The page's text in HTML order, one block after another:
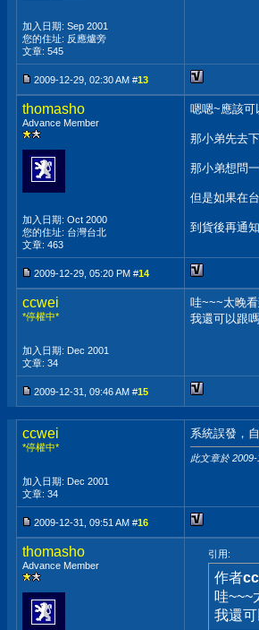
加入日期: Sep 2001
您的住址: 反應爐旁
文章: 545
2009-12-29, 02:30 AM #13
thomasho
Advance Member
加入日期: Oct 2000
您的住址: 台灣台北
文章: 463
嗯嗯~應該可
那小弟先去
那小弟想問
但是如果在
到貨後再通
2009-12-29, 05:20 PM #14
ccwei
*停權中*
加入日期: Dec 2001
文章: 34
哇~~~太晚看
我還可以跟
2009-12-31, 09:46 AM #15
ccwei
*停權中*
加入日期: Dec 2001
文章: 34
系統誤發，
此文章於 2009-
2009-12-31, 09:51 AM #16
thomasho
Advance Member
引用:
作者
哇~~~
我還